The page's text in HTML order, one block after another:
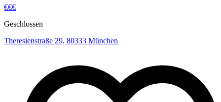
€€€
Geschlossen
Theresienstraße 29, 80333 München